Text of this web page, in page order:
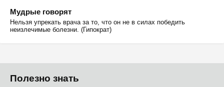
Мудрые говорят
Нельзя упрекать врача за то, что он не в силах победить
неизлечимые болезни. (Гипократ)
Полезно знать